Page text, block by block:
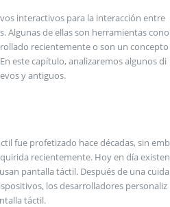
interactivos para la interacción entre
Algunas de ellas son herramientas cono
recientemente o son un concepto
este capítulo, analizaremos algunos di
y antiguos.
fue profetizado hace décadas, sin emb
recientemente. Hoy en día existen
pantalla táctil. Después de una cuida
los desarrolladores personaliz
táctil.